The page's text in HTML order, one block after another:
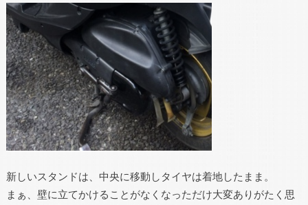
新しいスタンドは、中央に移動しタイヤは着地したまま。
まぁ、壁に立てかけることがなくなっただけ大変ありがたく思